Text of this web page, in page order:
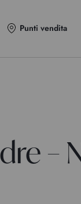
Punti vendita
–